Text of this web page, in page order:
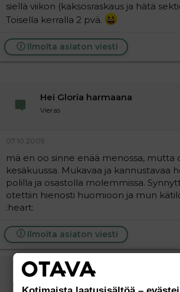
siellä viikon (kaksosraskaus ja hätä
Toisella kerralla 2 pvä.
Ilmoita asiaton viesti
Hei Gloria harmaana
Vieras
07.10.2005
mä en oo sinne enää menossa, mutta
kesäkuussa. Mukavaa ja kannustavaa
polilla ja osastolla molemmissa.
otettiin hienosti huomioon ja mun
:heart:
Ilmoita asiaton viesti
Friidaliina